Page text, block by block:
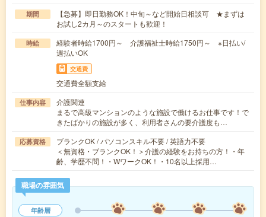
期間
【急募】即日勤務OK！中旬～など開始日相談可 ★まずは
お試し2カ月～のスタートも歓迎！
時給
経験者時給1700円～ 介護福祉士時給1750円～ ※日払い/
週払いOK
交通費
交通費全額支給
仕事内容
介護関連
まるで高級マンションのような施設で働けるお仕事です！で
きたばかりの施設が多く、利用者さんの要介護度も…
応募資格
ブランクOK / パソコンスキル不要 / 英語力不要
＜無資格・ブランクOK！＞介護の経験をお持ちの方！・年
齢、学歴不問！・WワークOK！・10名以上採用…
職場の雰囲気
年齢層